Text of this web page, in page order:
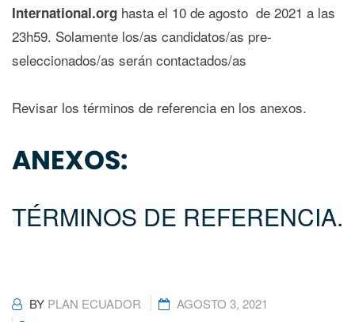
International.org hasta el 10 de agosto de 2021 a las
23h59. Solamente los/as candidatos/as pre-
seleccionados/as serán contactados/as
Revisar los términos de referencia en los anexos.
ANEXOS:
TÉRMINOS DE REFERENCIA.
BY PLAN ECUADOR
AGOSTO 3, 2021